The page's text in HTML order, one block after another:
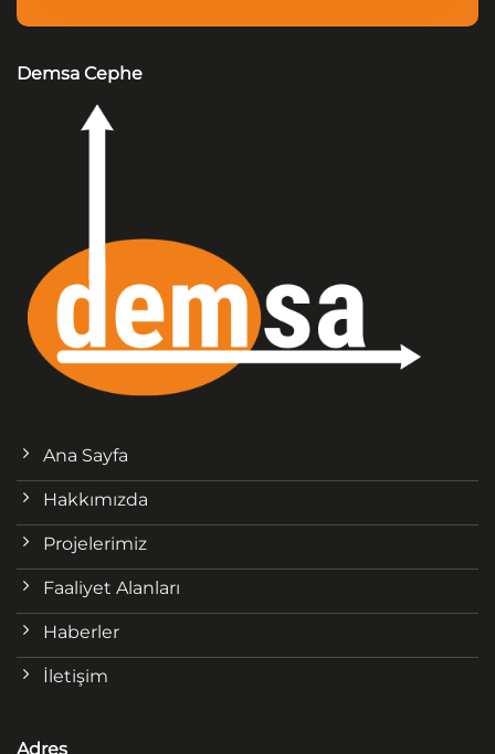
Demsa Cephe
Ana Sayfa
Hakkımızda
Projelerimiz
Faaliyet Alanları
Haberler
İletişim
Adres